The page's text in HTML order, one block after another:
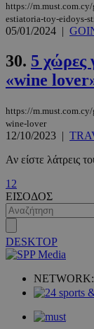
https://
estiatoria-toy-eidoys-
05/01/2024 |
30. 5 χώρες
«wine
https://
wine-lover
12/10/2023 |
Αν είστε λάτρεις
1 2
ΕΙΣΟΔΟΣ
DESKTOP
NETWORK: